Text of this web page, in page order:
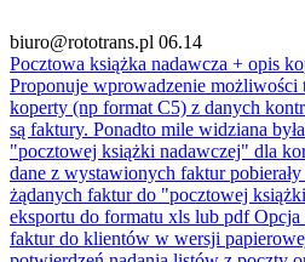
biuro@rototrans.pl 06.14
Pocztowa książka nadawcza + opis
Proponuje wprowadzenie
koperty (np format C5) z danych
są faktury. Ponadto mile widziana
"pocztowej książki nadawczej" dla
dane z wystawionych faktur
żądanych faktur do "pocztowej
eksportu do formatu xls lub pdf
faktur do klientów w wersji